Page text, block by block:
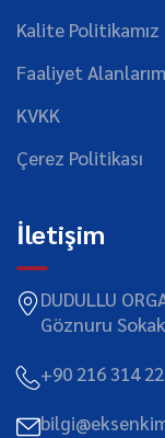
Kalite Politikamız
Faaliyet
KVKK
Çerez Politikası
İletişim
DUDULLU
Göznuru
+90 216 314